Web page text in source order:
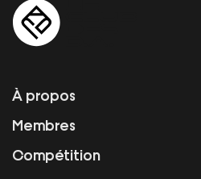
À propos
Membres
Compétition